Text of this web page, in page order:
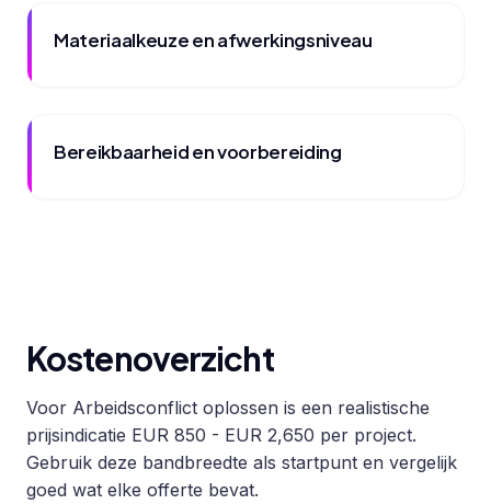
Materiaalkeuze en afwerkingsniveau
Bereikbaarheid en voorbereiding
Kostenoverzicht
Voor Arbeidsconflict oplossen is een realistische
prijsindicatie EUR 850 - EUR 2,650 per project.
Gebruik deze bandbreedte als startpunt en vergelijk
goed wat elke offerte bevat.